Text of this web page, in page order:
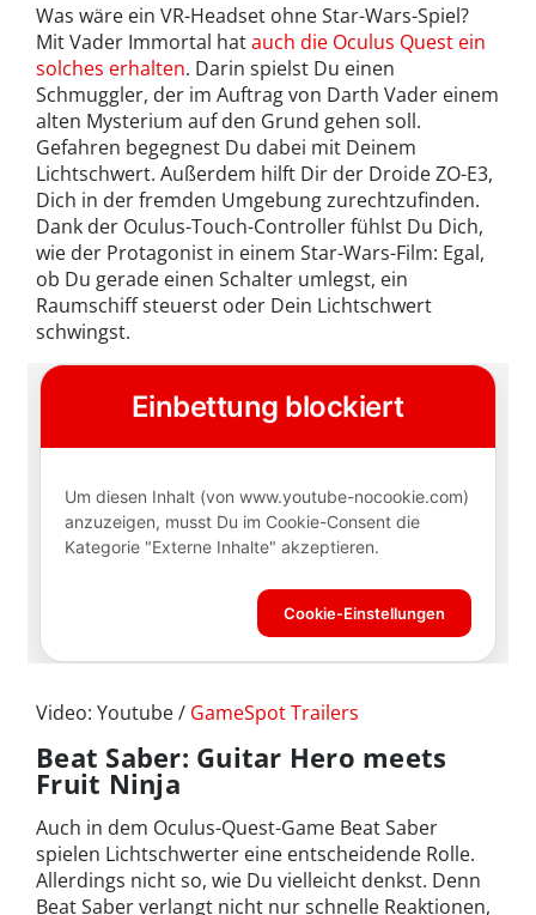
Was wäre ein VR-Headset ohne Star-Wars-Spiel?
Mit Vader Immortal hatauch die Oculus Quest ein
solches erhalten. Darin spielst Du einen
Schmuggler, der im Auftrag von Darth Vader einem
alten Mysterium auf den Grund gehen soll.
Gefahren begegnest Du dabei mit Deinem
Lichtschwert. Außerdem hilft Dir der Droide ZO-E3,
Dich in der fremden Umgebung zurechtzufinden.
Dank der Oculus-Touch-Controller fühlst Du Dich,
wie der Protagonist in einem Star-Wars-Film: Egal,
ob Du gerade einen Schalter umlegst, ein
Raumschiff steuerst oder Dein Lichtschwert
schwingst.
Video: Youtube / GameSpot Trailers
Beat Saber: Guitar Hero meets
Fruit Ninja
Auch in dem Oculus-Quest-Game Beat Saber
spielen Lichtschwerter eine entscheidende Rolle.
Allerdings nicht so, wie Du vielleicht denkst. Denn
Beat Saber verlangt nicht nur schnelle Reaktionen,